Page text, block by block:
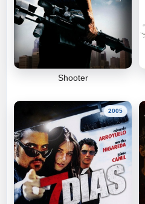
Shooter
2005